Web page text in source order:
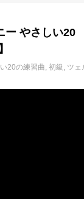
ー やさしい20
20の練習曲 初級 ツェ